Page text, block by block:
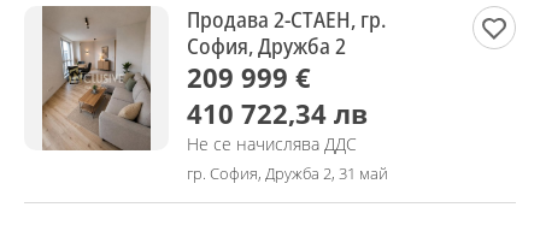
Продава 2-СТАЕН, гр.
София, Дружба 2
209 999 €
410 722,34 лв
Не се начислява ДДС
гр. София, Дружба 2, 31 май